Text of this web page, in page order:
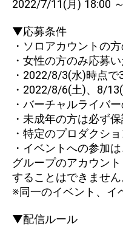
2022/7/11(月) 18:00
▼応募条件
・ソロアカウントの
・女性の方のみ応募い
・2022/8/3(水)時点で
・2022/8/6(土)、8/
・バーチャルライバ
・未成年の方は必ず
・特定のプロダクシ
・イベントへの参加
グループのアカウン
することはできません
※同一のイベント、イ
▼配信ルール